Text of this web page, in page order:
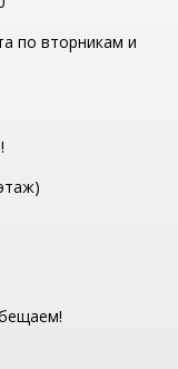
по вторникам и